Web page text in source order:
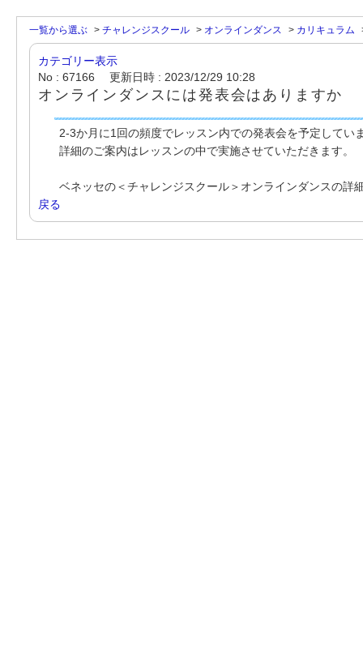
一覧から選ぶ > チャレンジスクール > オンラインダンス > カリキュラム
カテゴリー表示
No : 67166
更新日時 : 2023/12/29 10:28
オンラインダンスには発表会はありますか
2-3か月に1回の頻度でレッスン内での発表会を予定してい
詳細のご案内はレッスンの中で実施させていただきます。
ベネッセの＜チャレンジスクール＞オンラインダンスの詳
戻る